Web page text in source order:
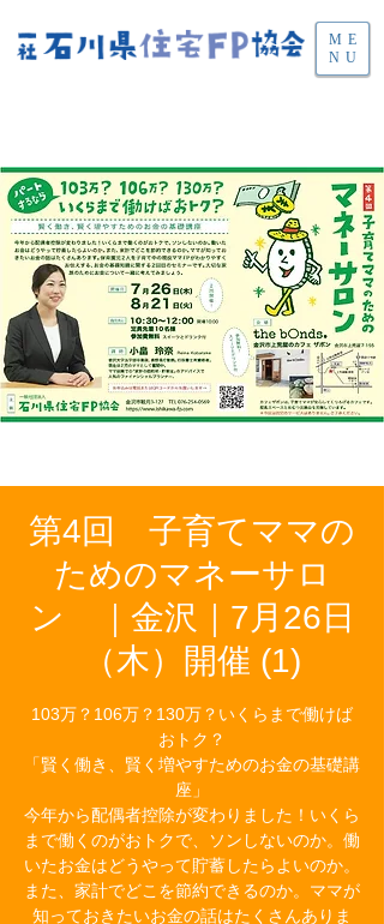
ME
NU
第4回 子育てママの
ためのマネーサロ
ン ｜金沢｜7月26日
（木）開催 (1)
103万？106万？130万？いくらまで働けば
おトク？
「賢く働き、賢く増やすためのお金の基礎講
座」
今年から配偶者控除が変わりました！いくら
まで働くのがおトクで、ソンしないのか。働
いたお金はどうやって貯蓄したらよいのか。
また、家計でどこを節約できるのか。ママが
知っておきたいお金の話はたくさんありま